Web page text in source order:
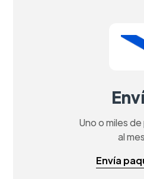
Uno o miles
al
Envía